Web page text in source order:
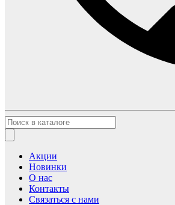
Акции
Новинки
О нас
Контакты
Связаться с нами